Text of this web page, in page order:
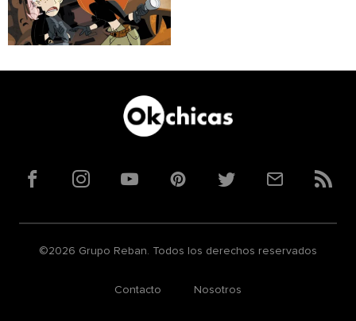
FacebookInstagramYouTubePinterestTwitterCorreoRSS
©2026 Grupo Reban. Todos los derechos reservados
Contacto Nosotros